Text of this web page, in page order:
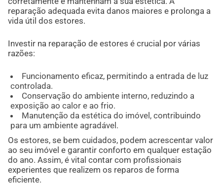
reparação adequada evita danos maiores e prolonga a
vida útil dos estores.
Investir na reparação de estores é crucial por várias
razões:
Funcionamento eficaz, permitindo a entrada de luz
controlada.
Conservação do ambiente interno, reduzindo a
exposição ao calor e ao frio.
Manutenção da estética do imóvel, contribuindo
para um ambiente agradável.
Os estores, se bem cuidados, podem acrescentar valor
ao seu imóvel e garantir conforto em qualquer estação
do ano. Assim, é vital contar com profissionais
experientes que realizem os reparos de forma
eficiente.